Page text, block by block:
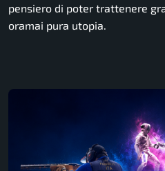
pensiero di poter trattenere
oramai pura utopia.